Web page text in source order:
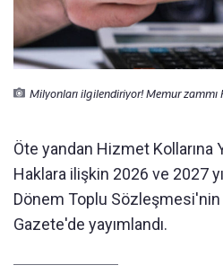
Milyonları ilgilendiriyor! Memur zammı
Öte yandan Hizmet Kollarına
Haklara ilişkin 2026 ve 2027
Dönem Toplu Sözleşmesi'nin
Gazete'de yayımlandı.